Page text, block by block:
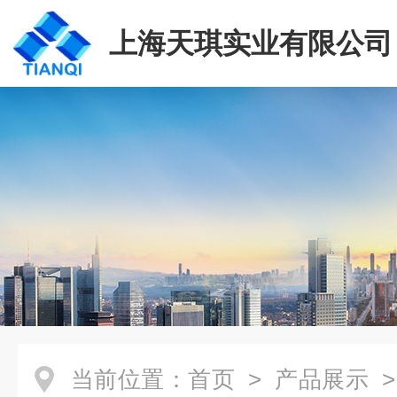
上海天琪实业有限公司
当前位置： 首页 > 产品展示